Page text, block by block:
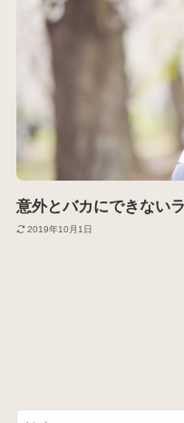
意外とバカにできない
2019年10月1日